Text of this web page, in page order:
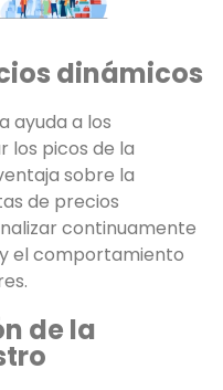
dinámicos
ayuda a los
los picos de la
sobre la
de precios
continuamente
el comportamiento
de la